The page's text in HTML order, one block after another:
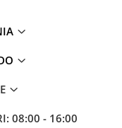
08:00 - 16:00